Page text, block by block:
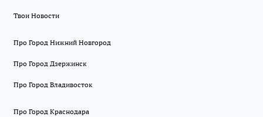
Твои Новости
Про Город Нижний Новгород
Про Город Дзержинск
Про Город Владивосток
Про Город Краснодара